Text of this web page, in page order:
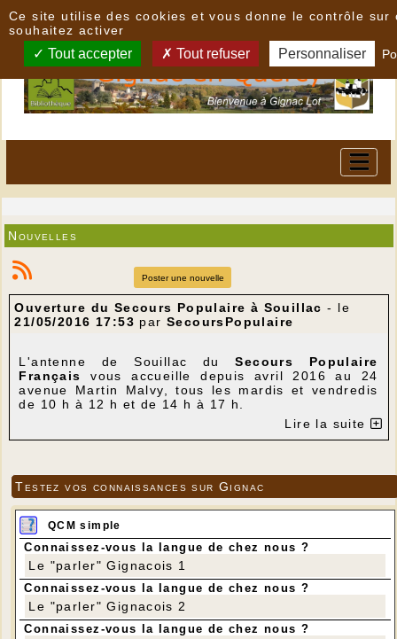
Nouvelles
Poster une nouvelle
Ouverture du Secours Populaire à Souillac - le
21/05/2016 17:53 par SecoursPopulaire
L'antenne de Souillac duSecours Populaire
Françaisvous accueille depuis avril 2016 au 24
avenue Martin Malvy, tous les mardis et vendredis
de 10 h à 12 h et de 14 h à 17 h.
Ouvert à tous, chacun peut y trouver vêtements,
brocante, livres, vaisselle, puériculture, en échange
soutenant financièrement, vous pourrez bénéficier
éventuellement d'une réduction d'impôt suivant la
législation en vigueur.
Retrouvez-nous sur facebook pour connaître les
prochaines manifestations de l'antenne de Souillac :
https://www.facebook.com/secourspoplot/
Téléphone : 05 65 32 01 69 - Contact mail :
spfsouillac@orange.fr
Lire la suite
Testez vos connaissances sur Gignac
QCM simple
Connaissez-vous la langue de chez nous ?
Le "parler" Gignacois 1
Connaissez-vous la langue de chez nous ?
Le "parler" Gignacois 2
Connaissez-vous la langue de chez nous ?
Ce site utilise des cookies et vous donne le contrôle sur
souhaitez activer
Tout accepter Tout refuser Personnaliser